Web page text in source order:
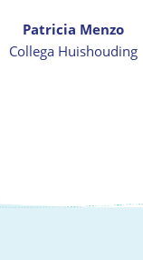
Patricia Menzo
Collega Huishouding